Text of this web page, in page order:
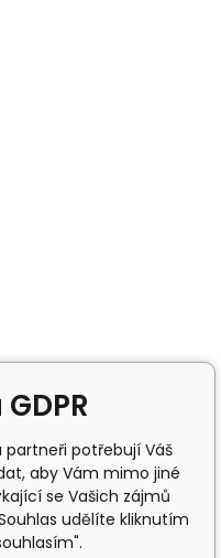
partneři potřebují Váš
aby Vám mimo jiné
se Vašich zájmů
udělíte kliknutím